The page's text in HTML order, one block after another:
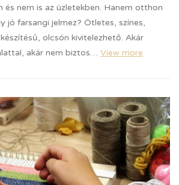
és nem is az üzletekben. Hanem otthon
jó farsangi jelmez? Ötletes, színes,
olcsón kivitelezhető. Akár
akár nem biztos… View more